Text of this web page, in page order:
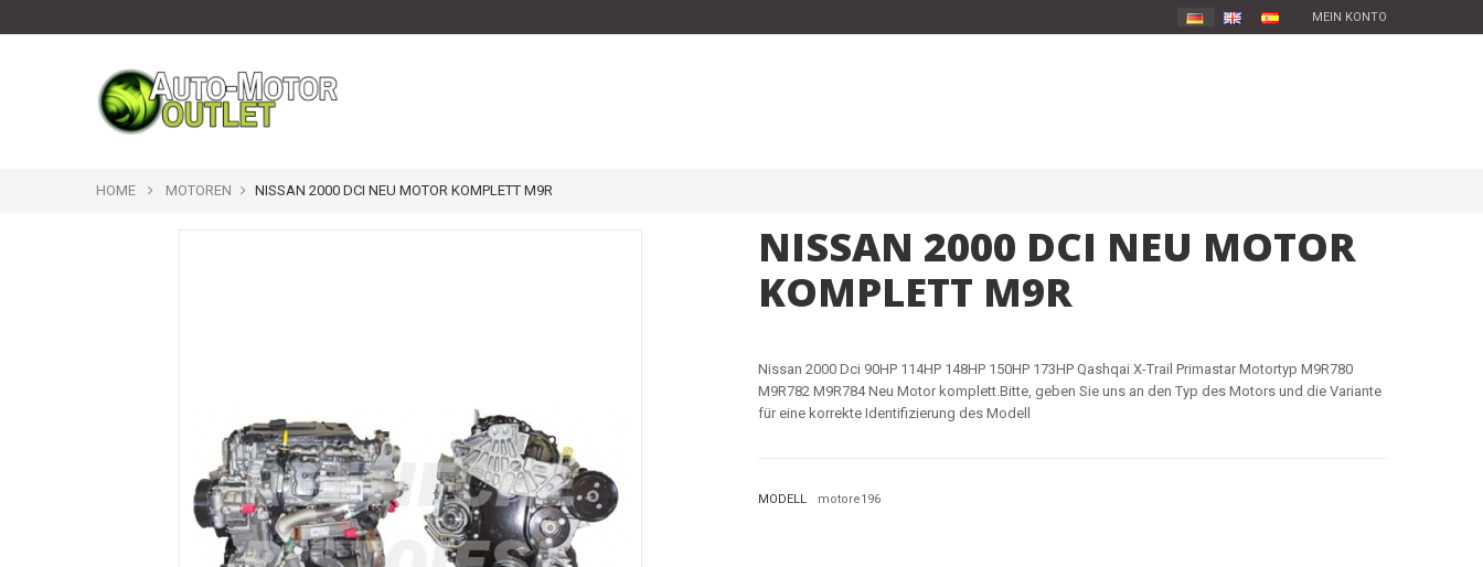
MEIN KONTO
HOME MOTOREN NISSAN 2000 DCI NEU MOTOR KOMPLETT M9R
NISSAN 2000 DCI NEU MOTOR
KOMPLETT M9R
Nissan 2000 Dci 90HP 114HP 148HP 150HP 173HP Qashqai X-Trail Primastar Motortyp M9R780
M9R782 M9R784Neu Motor komplett.Bitte, geben Sie uns an den Typ des Motors und die Variante
für eine korrekte Identifizierung des Modell
MODELL motore196